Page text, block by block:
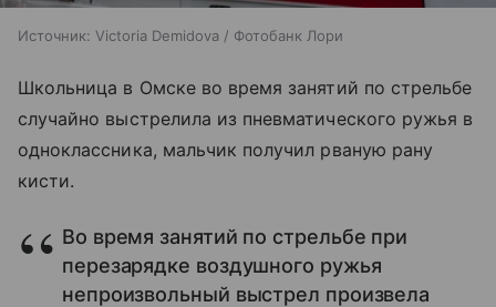
Источник: Victoria Demidova / Фотобанк Лори
Школьница в Омске во время занятий по стрельбе
случайно выстрелила из пневматического ружья в
одноклассника, мальчик получил рваную рану
кисти.
Во время занятий по стрельбе при
перезарядке воздушного ружья
непроизвольный выстрел произвела